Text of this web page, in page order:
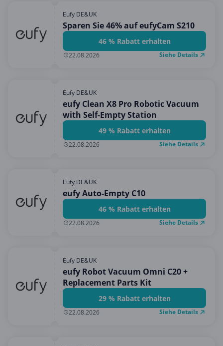
Sport & Freizeit
Urlaub & Reise
Eufy DE&UK
Sparen Sie 46% auf eufyCam S210
46 % Rabatt erhalten
22.08.2026 Siehe Details
Eufy DE&UK
eufy Clean X8 Pro Robotic Vacuum
with Self-Empty Station
49 % Rabatt erhalten
22.08.2026 Siehe Details
Eufy DE&UK
eufy Auto-Empty C10
46 % Rabatt erhalten
22.08.2026 Siehe Details
Eufy DE&UK
eufy Robot Vacuum Omni C20 +
Replacement Parts Kit
29 % Rabatt erhalten
22.08.2026 Siehe Details